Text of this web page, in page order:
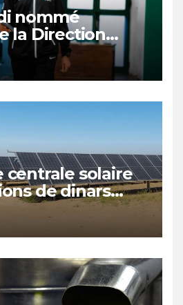
nommé
la Direction
l’Arbitrage
centrale solaire
de dinars
la transition
et créer 400